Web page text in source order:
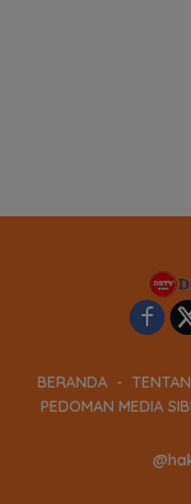
BERANDA
PEDOMAN MEDIA